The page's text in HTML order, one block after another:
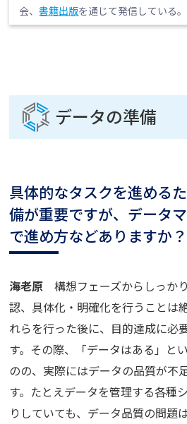
会、書籍出版を通じて発信している。
データの準備
具体的なタスクを進める
備が重要ですが、データ
で進め方などありますか？
海老原 構想フェーズからしっか
認、具体化・明確化を行うことは
れらを行った後に、目的達成に必
す。その際、「データはある」と
のの、実際にはデータの品質が不
す。たとえデータを管理する各種
りしていても、データ品質の問題